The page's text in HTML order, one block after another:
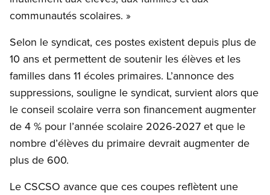
communautés scolaires. »
Selon le syndicat, ces postes existent depuis plus de
10 ans et permettent de soutenir les élèves et les
familles dans 11 écoles primaires. L’annonce des
suppressions, souligne le syndicat, survient alors que
le conseil scolaire verra son financement augmenter
de 4 % pour l’année scolaire 2026-2027 et que le
nombre d’élèves du primaire devrait augmenter de
plus de 600.
Le CSCSO avance que ces coupes reflètent une